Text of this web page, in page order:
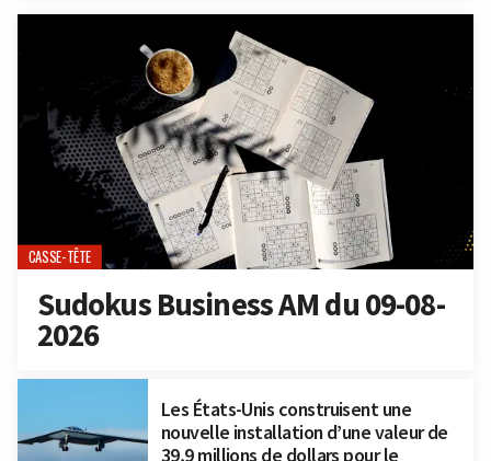
CASSE-TÊTE
Sudokus Business AM du 09-08-
2026
Les États-Unis construisent une
nouvelle installation d’une valeur de
39,9 millions de dollars pour le